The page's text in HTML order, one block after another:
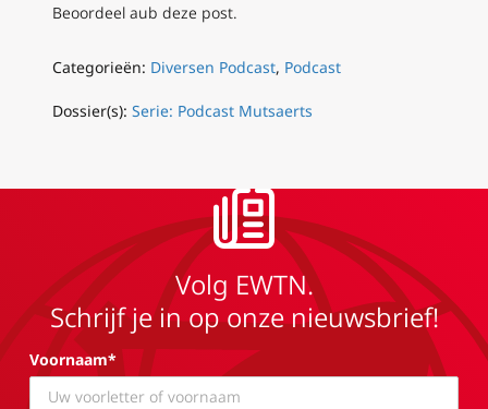
Beoordeel aub deze post.
Categorieën: Diversen Podcast, Podcast
Dossier(s): Serie: Podcast Mutsaerts
Volg EWTN.
Schrijf je in op onze nieuwsbrief!
Voornaam*